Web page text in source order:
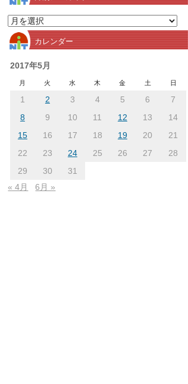
月
別
ア
ー
カレンダー
2017年5月
月 火 水 木 金 土 日
1 2 3 4 5 6
7
8
9 10 11 12 13
14
15
16 17 18 19 20
21
22
23 24 25 26 27
28
29
30
31
« 4月
6月 »